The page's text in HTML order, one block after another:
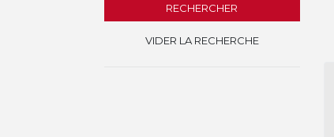
RECHERCHER
VIDER LA RECHERCHE